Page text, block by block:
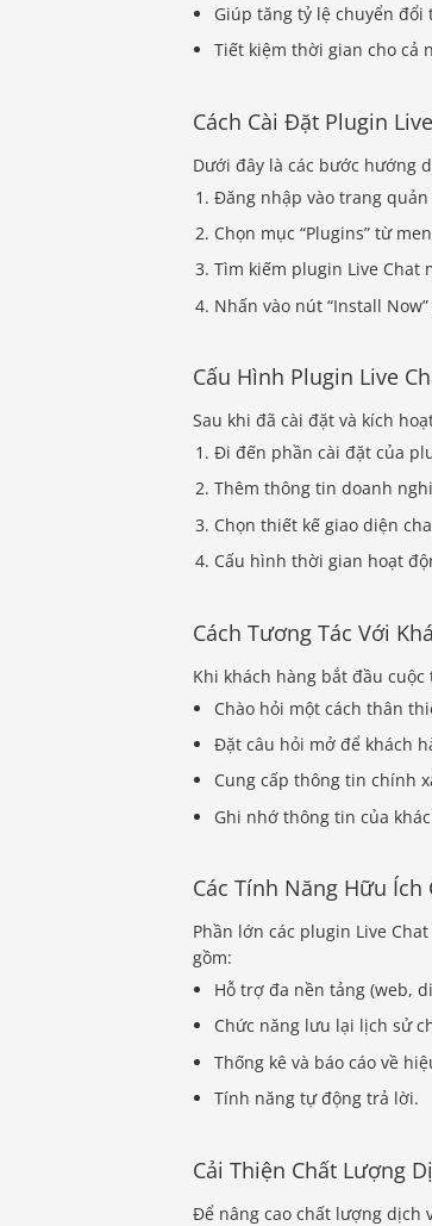
Giúp tăng tỷ lệ chuyển
Tiết kiệm thời gian cho cả
Cách Cài Đặt Plugin
Dưới đây là các bước hướng
Đăng nhập vào trang
Chọn mục “Plugins” từ
Tìm kiếm plugin Live Chat
Nhấn vào nút “Install
Cấu Hình Plugin Live
Sau khi đã cài đặt và kích
Đi đến phần cài đặt của
Thêm thông tin doanh
Chọn thiết kế giao diện
Cấu hình thời gian hoạt
Cách Tương Tác Với
Khi khách hàng bắt đầu
Chào hỏi một cách thân
Đặt câu hỏi mở để khách
Cung cấp thông tin chính
Ghi nhớ thông tin của
Các Tính Năng Hữu Ích
Phần lớn các plugin Live
gồm:
Hỗ trợ đa nền tảng (web,
Chức năng lưu lại lịch sử
Thống kê và báo cáo về
Tính năng tự động trả lời.
Cải Thiện Chất Lượng
Để nâng cao chất lượng dịch